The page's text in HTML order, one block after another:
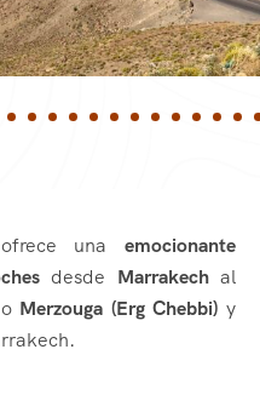
una emocionante
desde Marrakechal
Merzouga (Erg Chebbi) y